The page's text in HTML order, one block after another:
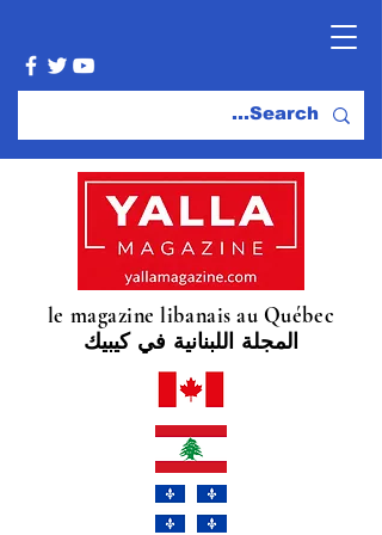
le magazine libanais au Québec
المجلة اللبنانية في كيبيك